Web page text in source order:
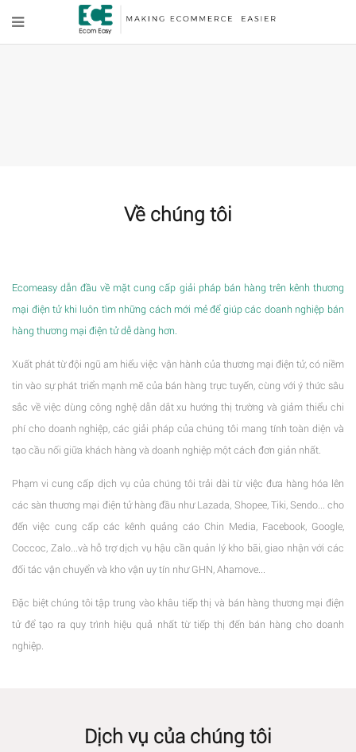
Về chúng tôi
Ecomeasy dẫn đầu về mặt cung cấp giải pháp bán hàng trên kênh thương
mại điện tử khi luôn tìm những cách mới mẻ để giúp các doanh nghiệp bán
hàng thương mại điện tử dễ dàng hơn.
Xuất phát từ đội ngũ am hiểu việc vận hành của thương mại điện tử, có niềm
tin vào sự phát triển mạnh mẽ của bán hàng trực tuyến, cùng với ý thức sâu
sắc về việc dùng công nghệ dẫn dắt xu hướng thị trường và giảm thiểu chi
phí cho doanh nghiệp, các giải pháp của chúng tôi mang tính toàn diện và
tạo cầu nối giữa khách hàng và doanh nghiệp một cách đơn giản nhất.
Phạm vi cung cấp dịch vụ của chúng tôi trải dài từ việc đưa hàng hóa lên
các sàn thương mại điện tử hàng đầu như Lazada, Shopee, Tiki, Sendo... cho
đến việc cung cấp các kênh quảng cáo Chin Media, Facebook, Google,
Coccoc, Zalo...và hỗ trợ dịch vụ hậu cần quản lý kho bãi, giao nhận với các
đối tác vận chuyển và kho vận uy tín như GHN, Ahamove...
Đặc biệt chúng tôi tập trung vào khâu tiếp thị và bán hàng thương mại điện
tử để tạo ra quy trình hiệu quả nhất từ tiếp thị đến bán hàng cho doanh
nghiệp.
Dịch vụ của chúng tôi